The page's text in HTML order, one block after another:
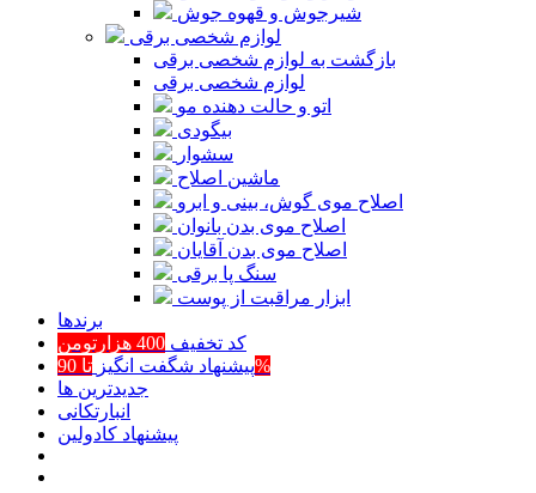
شیرجوش و قهوه جوش
لوازم شخصی برقی
بازگشت به لوازم شخصی برقی
لوازم شخصی برقی
اتو و حالت دهنده مو
بیگودی
سشوار
ماشین اصلاح
اصلاح موی گوش، بینی و ابرو
اصلاح موی بدن بانوان
اصلاح موی بدن آقایان
سنگ پا برقی
ابزار مراقبت از پوست
برند‌ها
کد تخفیف 400 هزارتومن
پیشنهاد شگفت انگیزتا 90%
جدیدترین ها
انبارتکانی
پیشنهاد کادولین